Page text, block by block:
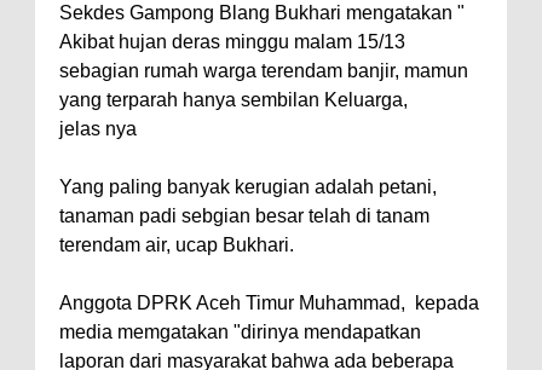
Sekdes Gampong Blang Bukhari mengatakan "
Akibat hujan deras minggu malam 15/13
sebagian rumah warga terendam banjir, mamun
yang terparah hanya sembilan Keluarga,
jelas nya
Yang paling banyak kerugian adalah petani,
tanaman padi sebgian besar telah di tanam
terendam air, ucap Bukhari.
Anggota DPRK Aceh Timur Muhammad, kepada
media memgatakan "dirinya mendapatkan
laporan dari masyarakat bahwa ada beberapa